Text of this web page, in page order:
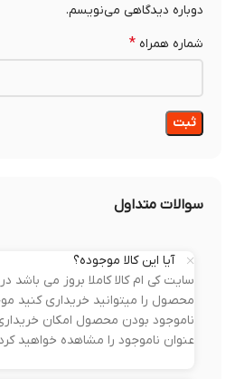
دوباره دیدگاهی می‌نویسم.
شماره همراه*
سوالات متداول
آیا این کالا موجوده؟
سایت کی ام کالا کاملا بروز می باشد در
محصول را میتوانید خریداری کنید
ناموجود بودن محصول امکان خریداری
عنوان ناموجود را مشاهده خواهید کرد.